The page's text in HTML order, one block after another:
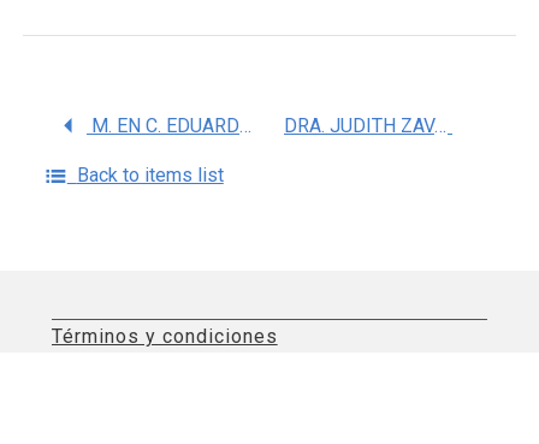
M. EN C. EDUARDO ALEJANDRO FLORES VILLALBA DRA. JUDITH ZAVALA ARCOS
Back to items list
Términos y condiciones